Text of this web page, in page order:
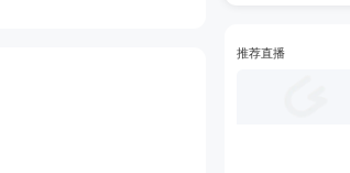
推荐直播